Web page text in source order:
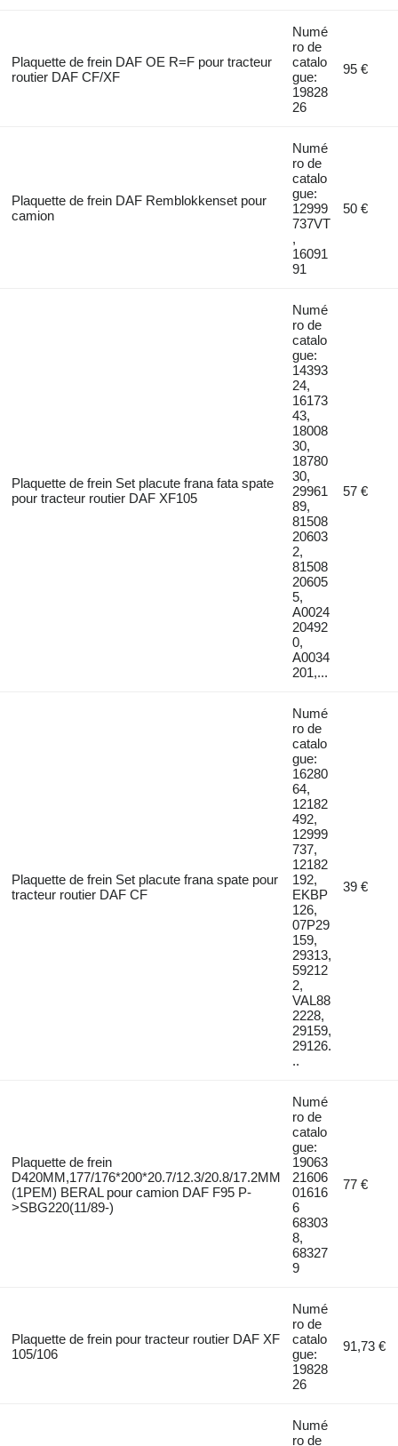
Plaquette de frein DAF OE R=F pour tracteur
routier DAF CF/XF
Numé
ro de
catalo
gue:
19828
26
95 €
Plaquette de frein DAF Remblokkenset pour
camion
Numé
ro de
catalo
gue:
12999
737VT
,
16091
91
50 €
Plaquette de frein Set placute frana fata spate
pour tracteur routier DAF XF105
Numé
ro de
catalo
gue:
14393
24,
16173
43,
18008
30,
18780
30,
29961
89,
81508
20603
2,
81508
20605
5,
A0024
20492
0,
A0034
201,...
57 €
Plaquette de frein Set placute frana spate pour
tracteur routier DAF CF
Numé
ro de
catalo
gue:
16280
64,
12182
492,
12999
737,
12182
192,
EKBP
126,
07P29
159,
29313,
59212
2,
VAL88
2228,
29159,
29126.
..
39 €
Plaquette de frein
D420ММ,177/176*200*20.7/12.3/20.8/17.2ММ
(1PEM) BERAL pour camion DAF F95 P-
>SBG220(11/89-)
Numé
ro de
catalo
gue:
19063
21606
01616
6
68303
8,
68327
9
77 €
Plaquette de frein pour tracteur routier DAF XF
105/106
Numé
ro de
catalo
gue:
19828
26
91,73 €
Numé
ro de